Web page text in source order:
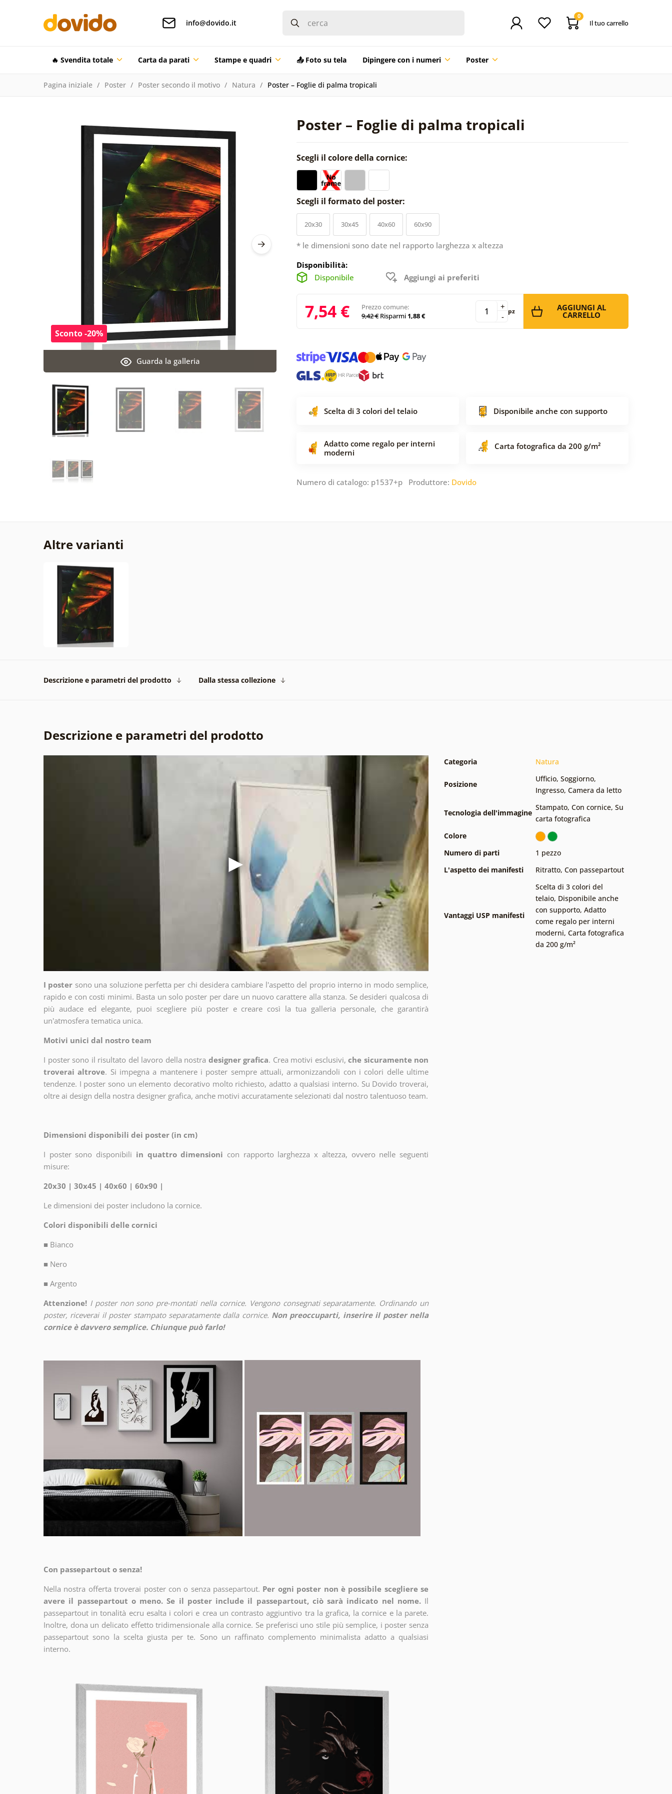
info@dovido.it
0
Il tuo carrello
🔥 Svendita totale Carta da parati Stampe e quadri 📤 Foto su tela Dipingere con i numeri Poster
Pagina iniziale Poster Poster secondo il motivo Natura Poster – Foglie di palma tropicali
Poster – Foglie di palma tropicali
Guarda la galleria
Sconto -20%
Scegli il colore della cornice:
Scegli il formato del poster:
20x30 30x45 40x60 60x90
* le dimensioni sono date nel rapporto larghezza x altezza
Disponibilità:
Disponibile
Aggiungi ai preferiti
7,54 €
Prezzo comune:
9,42 € Risparmi 1,88 € -
+ pz AGGIUNGI AL
CARRELLO
Scelta di 3 colori del telaio Disponibile anche con supporto
Adatto come regalo per interni
moderni
Carta fotografica da 200 g/m²
Numero di catalogo: p1537+p Produttore: Dovido
Altre varianti
Descrizione e parametri del prodotto Dalla stessa collezione
Descrizione e parametri del prodotto
I poster sono una soluzione perfetta per chi desidera cambiare l'aspetto del proprio interno in modo semplice,
rapido e con costi minimi. Basta un solo poster per dare un nuovo carattere alla stanza. Se desideri qualcosa di
più audace ed elegante, puoi scegliere più poster e creare così la tua galleria personale, che garantirà
un'atmosfera tematica unica.
Motivi unici dal nostro team
I poster sono il risultato del lavoro della nostra designer grafica. Crea motivi esclusivi, che sicuramente non
troverai altrove. Si impegna a mantenere i poster sempre attuali, armonizzandoli con i colori delle ultime
tendenze. I poster sono un elemento decorativo molto richiesto, adatto a qualsiasi interno. Su Dovido troverai,
oltre ai design della nostra designer grafica, anche motivi accuratamente selezionati dal nostro talentuoso team.
Dimensioni disponibili dei poster (in cm)
I poster sono disponibili in quattro dimensioni con rapporto larghezza x altezza, ovvero nelle seguenti
misure:
20x30 | 30x45 | 40x60 | 60x90 |
Le dimensioni dei poster includono la cornice.
Colori disponibili delle cornici
■ Bianco
■ Nero
■ Argento
Attenzione! I poster non sono pre-montati nella cornice. Vengono consegnati separatamente. Ordinando un
poster, riceverai il poster stampato separatamente dalla cornice. Non preoccuparti, inserire il poster nella
cornice è davvero semplice. Chiunque può farlo!
Con passepartout o senza!
Nella nostra offerta troverai poster con o senza passepartout. Per ogni poster non è possibile scegliere se
avere il passepartout o meno. Se il poster include il passepartout, ciò sarà indicato nel nome. Il
passepartout in tonalità ecru esalta i colori e crea un contrasto aggiuntivo tra la grafica, la cornice e la parete.
Inoltre, dona un delicato effetto tridimensionale alla cornice. Se preferisci uno stile più semplice, i poster senza
passepartout sono la scelta giusta per te. Sono un raffinato complemento minimalista adatto a qualsiasi
interno.
Categoria Natura
Posizione
Ufficio, Soggiorno,
Ingresso, Camera da letto
Tecnologia dell'immagine
Stampato, Con cornice, Su
carta fotografica
Colore
Numero di parti
1 pezzo
L'aspetto dei manifesti
Ritratto, Con passepartout
Vantaggi USP manifesti
Scelta di 3 colori del
telaio, Disponibile anche
con supporto, Adatto
come regalo per interni
moderni, Carta fotografica
da 200 g/m²